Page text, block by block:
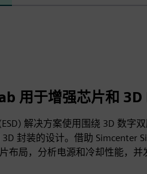
用于增强芯片和 3D
解决方案使用围绕 3D 数字
封装的设计。借助 Simcenter
布局，分析电源和冷却性能，并